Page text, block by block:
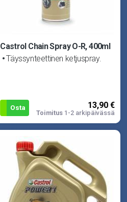
Castrol Chain Spray O-R, 400ml
Täyssynteettinen ketjuspray.
Osta 13,90 €
Toimitus1-2 arkipäivässä